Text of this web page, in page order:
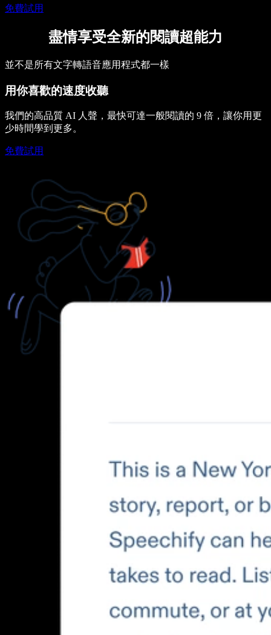
免費試用
盡情享受全新的閱讀超能力
並不是所有文字轉語音應用程式都一樣
用你喜歡的速度收聽
我們的高品質 AI 人聲，最快可達一般閱讀的 9 倍，讓你用更
少時間學到更多。
免費試用